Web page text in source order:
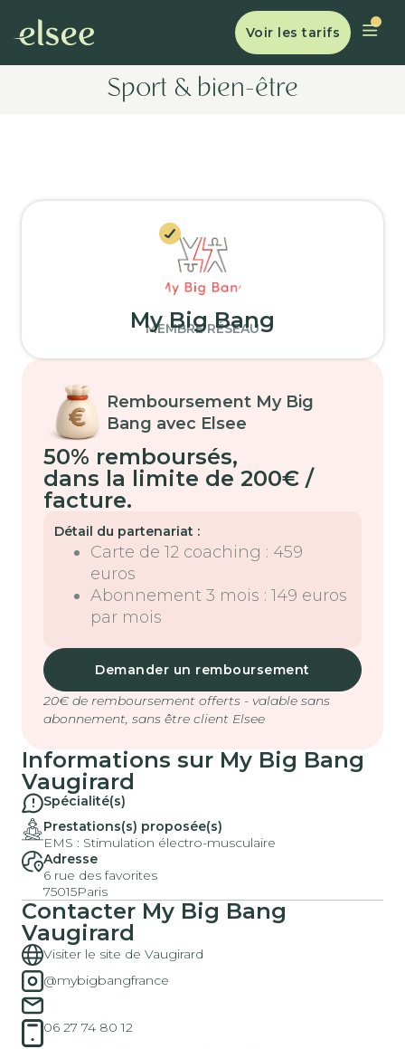
Voir les tarifs
Sport & bien-être
My Big Bang
MEMBRE RÉSEAU
Remboursement My Big
Bang avec Elsee
50% remboursés,
dans la limite de 200€ /
facture.
Détail du partenariat :
Carte de 12 coaching : 459
euros
Abonnement 3 mois : 149 euros
par mois
Demander un remboursement
20€ de remboursement offerts - valable sans
abonnement, sans être client Elsee
Informations sur My Big Bang
Vaugirard
Spécialité(s)
Prestations(s) proposée(s)
EMS : Stimulation électro-musculaire
Adresse
6 rue des favorites
75015Paris
Contacter My Big Bang
Vaugirard
Visiter le site de Vaugirard
@mybigbangfrance
06 27 74 80 12